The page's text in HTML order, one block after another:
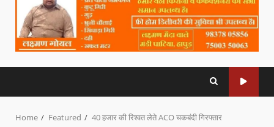
Home Featured 40 हजार की रिश्वत लेते ACO चकबंदी गिरफ्तार